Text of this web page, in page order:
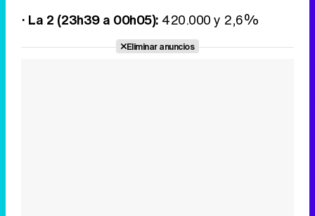
· La 2 (23h39 a 00h05): 420.000 y 2,6%
Eliminar anuncios